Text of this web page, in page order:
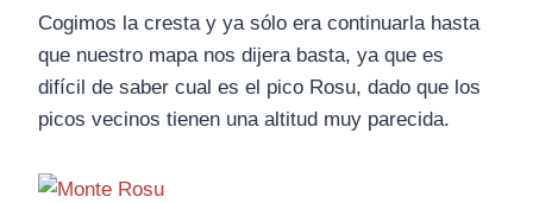
Cogimos la cresta y ya sólo era continuarla hasta
que nuestro mapa nos dijera basta, ya que es
difícil de saber cual es el pico Rosu, dado que los
picos vecinos tienen una altitud muy parecida.